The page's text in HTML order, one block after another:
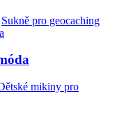
Sukně pro geocaching
mikiny pro